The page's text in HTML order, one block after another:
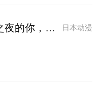
日本动漫
与奔驰于透明之夜的你，谈一场看不见的恋爱。